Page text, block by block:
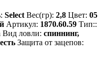
Select Вес(гр): 2,8 Цвет: 05
Артикул: 1870.60.59 Тип::
Вид ловли: спиннинг,
есть Защита от зацепов: